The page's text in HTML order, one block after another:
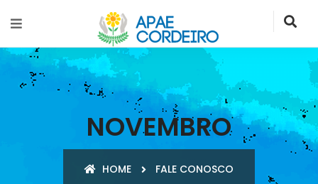
NOVEMBRO
HOME FALE CONOSCO